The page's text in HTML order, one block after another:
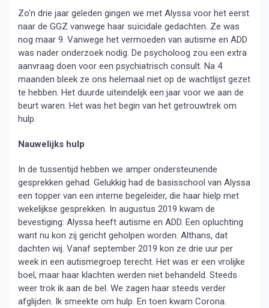
Zo’n drie jaar geleden gingen we met Alyssa voor het eerst
naar de GGZ vanwege haar suïcidale gedachten. Ze was
nog maar 9. Vanwege het vermoeden van autisme en ADD
was nader onderzoek nodig. De psycholoog zou een extra
aanvraag doen voor een psychiatrisch consult. Na 4
maanden bleek ze ons helemaal niet op de wachtlijst gezet
te hebben. Het duurde uiteindelijk een jaar voor we aan de
beurt waren. Het was het begin van het getrouwtrek om
hulp.
Nauwelijks hulp
In de tussentijd hebben we amper ondersteunende
gesprekken gehad. Gelukkig had de basisschool van Alyssa
een topper van een interne begeleider, die haar hielp met
wekelijkse gesprekken. In augustus 2019 kwam de
bevestiging: Alyssa heeft autisme en ADD. Een opluchting
want nu kon zij gericht geholpen worden. Althans, dat
dachten wij. Vanaf september 2019 kon ze drie uur per
week in een autismegroep terecht. Het was er een vrolijke
boel, maar haar klachten werden niet behandeld. Steeds
weer trok ik aan de bel. We zagen haar steeds verder
afglijden. Ik smeekte om hulp. En toen kwam Corona.